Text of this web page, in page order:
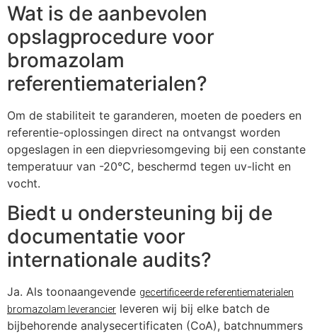
Wat is de aanbevolen
opslagprocedure voor
bromazolam
referentiematerialen?
Om de stabiliteit te garanderen, moeten de poeders en
referentie-oplossingen direct na ontvangst worden
opgeslagen in een diepvriesomgeving bij een constante
temperatuur van -20°C, beschermd tegen uv-licht en
vocht.
Biedt u ondersteuning bij de
documentatie voor
internationale audits?
Ja. Als toonaangevende gecertificeerde referentiematerialen
bromazolam leverancier leveren wij bij elke batch de
bijbehorende analysecertificaten (CoA), batchnummers